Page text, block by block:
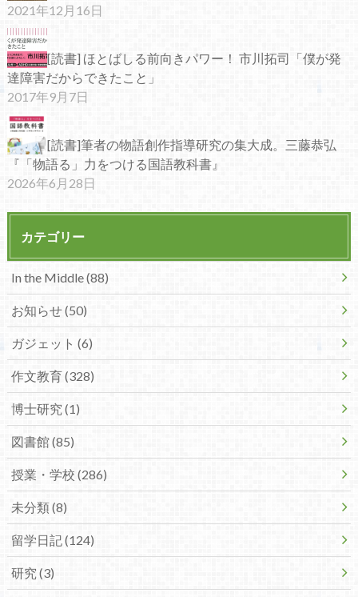
2021年12月16日
[読書] ほとばしる前向きパワー！ 市川拓司「僕が発
達障害だからできたこと」
2017年9月7日
[読書]筆者の物語創作指導研究の集大成。三藤恭弘
『「物語る」力をつける国語教科書』
2026年6月28日
カテゴリー
In the Middle (88)
お知らせ (50)
ガジェット (6)
作文教育 (328)
博士研究 (1)
図書館 (85)
授業・学校 (286)
未分類 (8)
留学日記 (124)
研究 (3)